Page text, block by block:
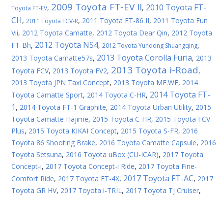
Toyota FT-EV, 2009 Toyota FT-EV II, 2010 Toyota FT-
CH, 2011 Toyota FCV-R, 2011 Toyota FT-86 II, 2011 Toyota Fun
Vii, 2012 Toyota Camatte, 2012 Toyota Dear Qin, 2012 Toyota
FT-Bh, 2012 Toyota NS4, 2012 Toyota Yundong Shuangqing,
2013 Toyota Camatte57s, 2013 Toyota Corolla Furia, 2013
Toyota FCV, 2013 Toyota FV2, 2013 Toyota i-Road,
2013 Toyota JPN Taxi Concept, 2013 Toyota ME.WE, 2014
Toyota Camatte Sport, 2014 Toyota C-HR, 2014 Toyota FT-
1 , 2014 Toyota FT-1 Graphite, 2014 Toyota Urban Utility, 2015
Toyota Camatte Hajime, 2015 Toyota C-HR, 2015 Toyota FCV
Plus, 2015 Toyota KIKAI Concept, 2015 Toyota S-FR, 2016
Toyota 86 Shooting Brake, 2016 Toyota Camatte Capsule, 2016
Toyota Setsuna, 2016 Toyota uBox (CU-ICAR), 2017 Toyota
Concept-i, 2017 Toyota Concept-i Ride, 2017 Toyota Fine-
Comfort Ride, 2017 Toyota FT-4X, 2017 Toyota FT-AC, 2017
Toyota GR HV, 2017 Toyota i-TRIL, 2017 Toyota Tj Cruiser,